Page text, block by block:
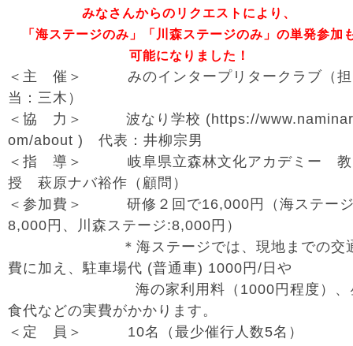
みなさんからのリクエストにより、
「海ステージのみ」「川森ステージのみ」の単発参加
可能になりました！
＜主 催＞ みのインタープリタークラブ（担
当：三木）
＜協 力＞ 波なり学校 (https://
om/about ) 代表：井柳宗男
＜指 導＞ 岐阜県立森林文化アカデミー 教
授 萩原ナバ裕作（顧問）
＜参加費＞ 研修２回で16,000円（海ステー
8,000円、川森ステージ:8,000円）
＊海ステージでは、現地までの交
費に加え、駐車場代 (普通車) 1000円/日や
海の家利用料（1000円程度）、
食代などの実費がかかります。
＜定 員＞ 10名（最少催行人数5名）